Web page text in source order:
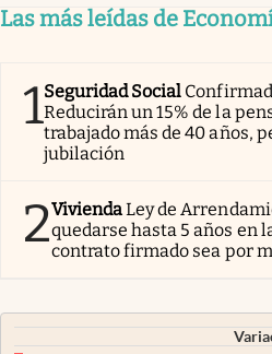
Las más leídas de
1Seguridad Social
Reducirán un 15% de la
trabajado más de 40 años,
jubilación
2ViviendaLey de
quedarse hasta 5 años en
contrato firmado sea por